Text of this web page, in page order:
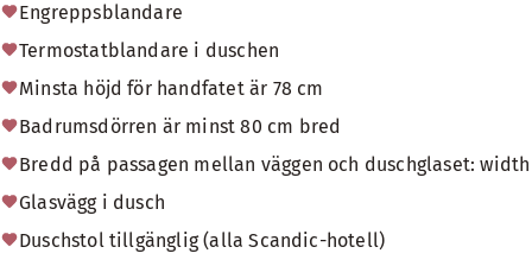
Engreppsblandare
Termostatblandare i duschen
Minsta höjd för handfatet är 78 cm
Badrumsdörren är minst 80 cm bred
Bredd på passagen mellan väggen och duschglaset: width
Glasvägg i dusch
Duschstol tillgänglig (alla Scandic-hotell)